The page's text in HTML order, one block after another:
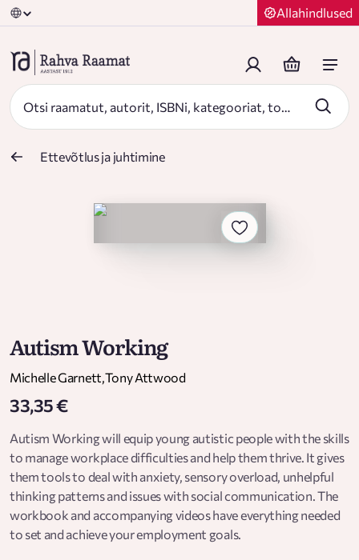
Allahindlused
Ettevõtlus ja juhtimine
Autism Working
Michelle Garnett,Tony Attwood
33,35 €
Autism Working will equip young autistic people with the skills
to manage workplace difficulties and help them thrive. It gives
them tools to deal with anxiety, sensory overload, unhelpful
thinking patterns and issues with social communication. The
workbook and accompanying videos have everything needed
to set and achieve your employment goals.